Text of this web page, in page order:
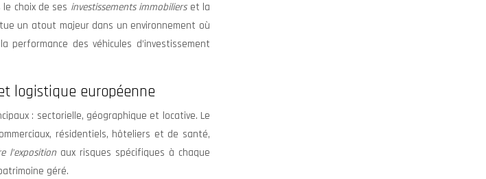
choix de ses investissements immobiliers et la
un atout majeur dans un environnement où
des véhicules d’investissement
logistique européenne
: sectorielle, géographique et locative. Le
résidentiels, hôteliers et de santé,
l’exposition aux risques spécifiques à chaque
géré.